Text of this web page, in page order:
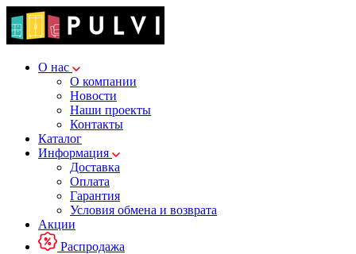
О нас
О компании
Новости
Наши проекты
Контакты
Каталог
Информация
Доставка
Оплата
Гарантия
Условия обмена и возврата
Акции
Распродажа